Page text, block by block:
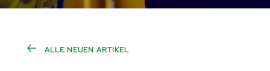
ALLE NEUEN ARTIKEL